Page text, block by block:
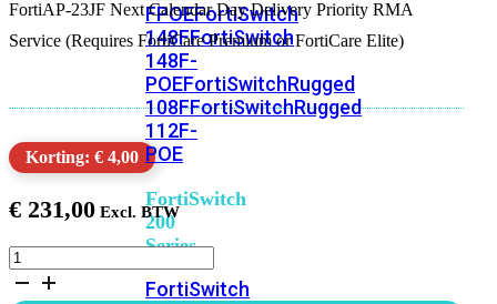
FPOEFortiSwitch
148FFortiSwitch
148F-
POEFortiSwitchRugged
108FFortiSwitchRugged
112F-
POE
FortiSwitch
200
Series
FortiSwitch
FortiAP-23JF Next Calendar Day Delivery Priority RMA
Service (Requires FortiCare Premium or FortiCare Elite)
Korting: € 4,00
€ 231,00
FortiAP-
23JF